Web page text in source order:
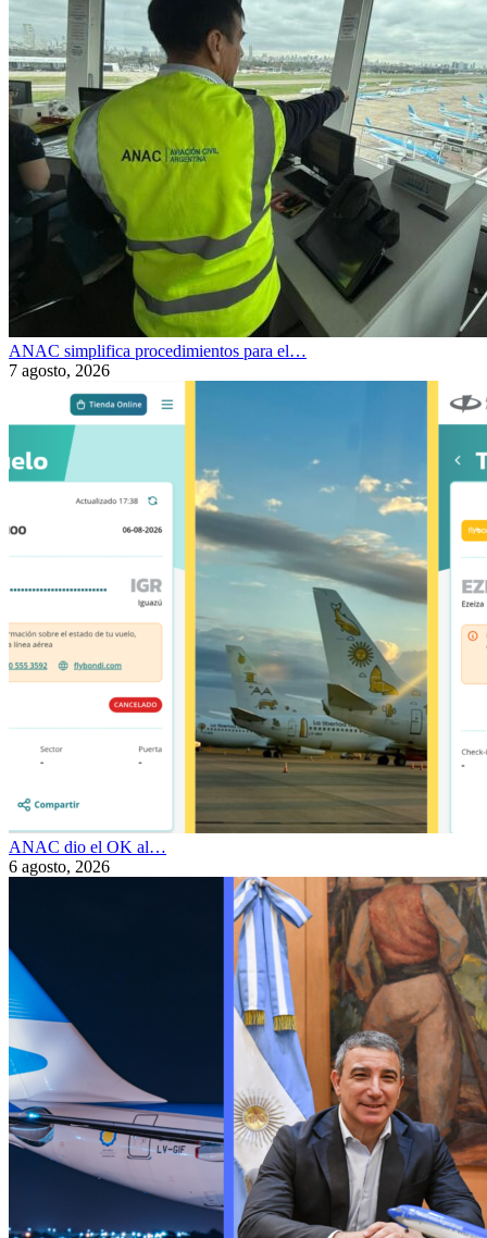
ANAC simplifica procedimientos para el…
7 agosto, 2026
ANAC dio el OK al…
6 agosto, 2026